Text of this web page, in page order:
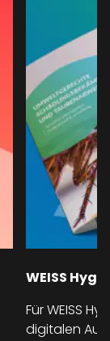
WEISS
Für WEISS
digitalen